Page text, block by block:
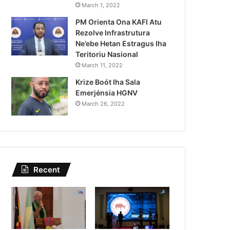
Ajuda
Autór Kriminozu ho
Estranjeiru
March 1, 2022
PM Orienta Ona KAFI Atu
Rezolve Infrastrutura
Ne’ebe Hetan Estragus Iha
Teritoriu Nasional
March 11, 2022
Krize Boót Iha Sala
Emerjénsia HGNV
March 26, 2022
Recent